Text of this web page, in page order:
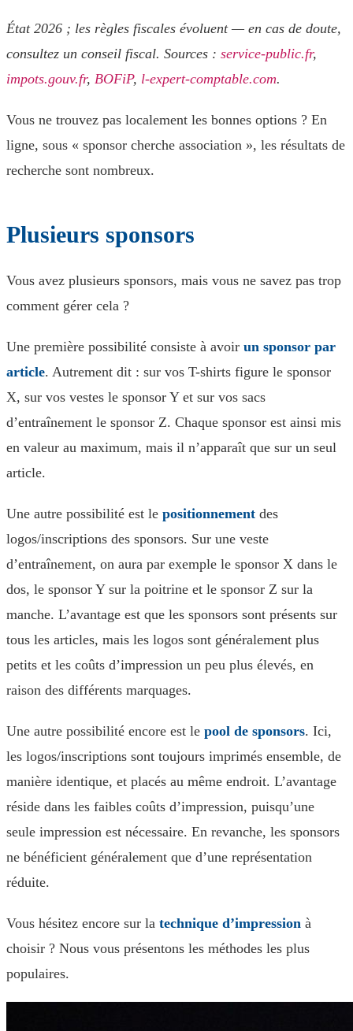
État 2026 ; les règles fiscales évoluent — en cas de doute,
consultez un conseil fiscal. Sources : service-public.fr,
impots.gouv.fr, BOFiP, l-expert-comptable.com.
Vous ne trouvez pas localement les bonnes options ? En
ligne, sous « sponsor cherche association », les résultats de
recherche sont nombreux.
Plusieurs sponsors
Vous avez plusieurs sponsors, mais vous ne savez pas trop
comment gérer cela ?
Une première possibilité consiste à avoir un sponsor par
article. Autrement dit : sur vos T-shirts figure le sponsor
X, sur vos vestes le sponsor Y et sur vos sacs
d’entraînement le sponsor Z. Chaque sponsor est ainsi mis
en valeur au maximum, mais il n’apparaît que sur un seul
article.
Une autre possibilité est le positionnement des
logos/inscriptions des sponsors. Sur une veste
d’entraînement, on aura par exemple le sponsor X dans le
dos, le sponsor Y sur la poitrine et le sponsor Z sur la
manche. L’avantage est que les sponsors sont présents sur
tous les articles, mais les logos sont généralement plus
petits et les coûts d’impression un peu plus élevés, en
raison des différents marquages.
Une autre possibilité encore est le pool de sponsors. Ici,
les logos/inscriptions sont toujours imprimés ensemble, de
manière identique, et placés au même endroit. L’avantage
réside dans les faibles coûts d’impression, puisqu’une
seule impression est nécessaire. En revanche, les sponsors
ne bénéficient généralement que d’une représentation
réduite.
Vous hésitez encore sur la technique d’impression à
choisir ? Nous vous présentons les méthodes les plus
populaires.